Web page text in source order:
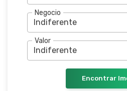
Negocio
Indiferente
Valor
Indiferente